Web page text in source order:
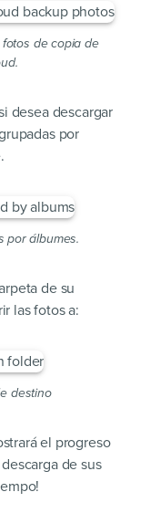
de copia de
desea descargar
por
por álbumes.
de su
las fotos a:
destino
el progreso
de sus